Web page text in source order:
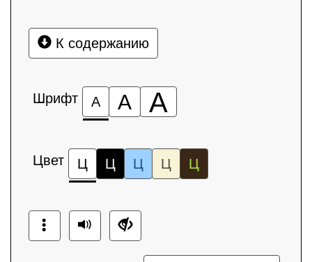
К содержанию
Шрифт А А А
Цвет Ц Ц Ц Ц Ц